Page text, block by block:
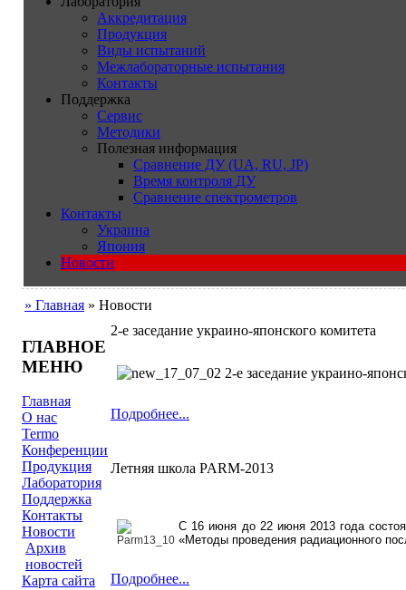
Аккредитация
Продукция
Виды испытаний
Межлабораторные испытания
Контакты
Поддержка
Сервис
Методики
Полезная информация
Сравнение ДУ (UA, RU, JP)
Время контроля ДУ
Сравнение спектрометров
Контакты
Украина
Япония
Новости
» Главная » Новости
ГЛАВНОЕ
МЕНЮ
Главная
О нас
Termo
Конференции
Продукция
Лаборатория
Поддержка
Контакты
Новости
Архив
новостей
Карта сайта
2-е заседание украино-японского комитета
2-е заседание украино-
Подробнее...
Летняя школа PARM-2013
С 16 июня до 22 июня 2013 года
«Методы проведения радиационного
Подробнее...